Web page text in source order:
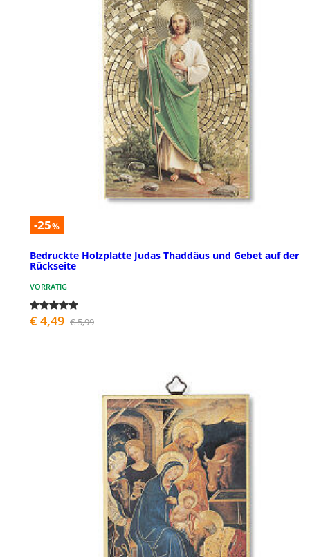
-25%
Bedruckte Holzplatte Judas Thaddäus und Gebet auf der
Rückseite
VORRÄTIG
€ 4,49 € 5,99